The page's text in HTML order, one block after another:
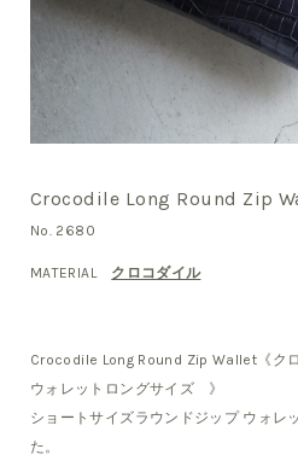
Crocodile Long Round Zip
No. 2680
MATERIAL クロコダイル
Crocodile Long Round Zip Wallet《ク
ウォレットロングサイズ 》
ショートサイズラウンドジップ ウォレ
た。